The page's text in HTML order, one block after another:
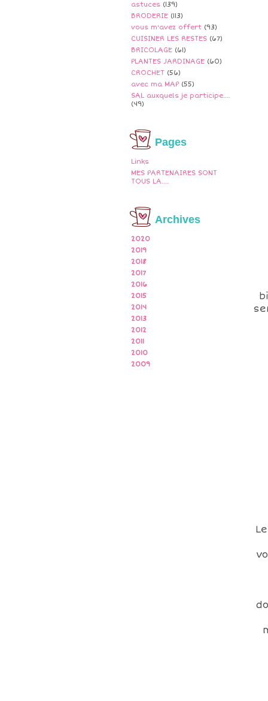
astuces (139)
BRODERIE (113)
vous m'avez offert (93)
CUISINER LES RESTES (67)
BRICOLAGE (61)
PLANTES JARDINAGE (60)
CROCHET (56)
avec ma MAP (55)
SAL auxquels je participe....
(49)
Pages
Links
MES PARTENAIRES SONT
TOUS LA....
Archives
2020
2019
2018
2017
2016
2015
2014
2013
2012
2011
2010
2009